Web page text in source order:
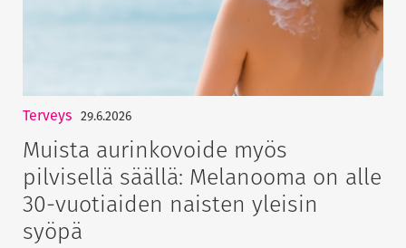
Terveys 29.6.2026
Muista aurinkovoide myös
pilvisellä säällä: Melanooma on alle
30-vuotiaiden naisten yleisin
syöpä